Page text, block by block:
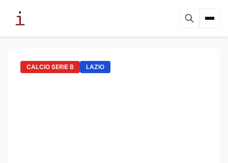
CALCIO SERIE B LAZIO